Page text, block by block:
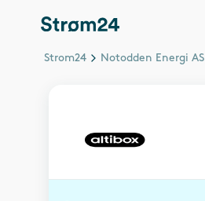
Strom24 Notodden Energi AS